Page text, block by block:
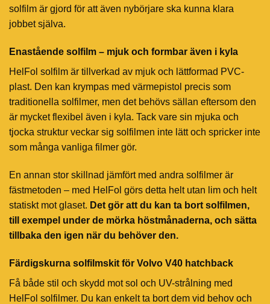
solfilm är gjord för att även nybörjare ska kunna klara
jobbet själva.
Enastående solfilm – mjuk och formbar även i kyla
HelFol solfilm är tillverkad av mjuk och lättformad PVC-
plast. Den kan krympas med värmepistol precis som
traditionella solfilmer, men det behövs sällan eftersom den
är mycket flexibel även i kyla. Tack vare sin mjuka och
tjocka struktur veckar sig solfilmen inte lätt och spricker inte
som många vanliga filmer gör.
En annan stor skillnad jämfört med andra solfilmer är
fästmetoden – med HelFol görs detta helt utan lim och helt
statiskt mot glaset. Det gör att du kan ta bort solfilmen,
till exempel under de mörka höstmånaderna, och sätta
tillbaka den igen när du behöver den.
Färdigskurna solfilmskit för Volvo V40 hatchback
Få både stil och skydd mot sol och UV-strålning med
HelFol solfilmer. Du kan enkelt ta bort dem vid behov och